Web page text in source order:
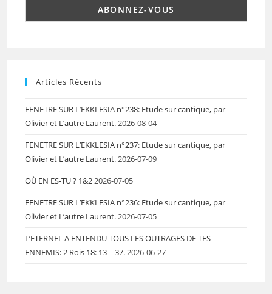
Articles Récents
FENETRE SUR L’EKKLESIA n°238: Etude sur cantique, par
Olivier et L’autre Laurent.2026-08-04
FENETRE SUR L’EKKLESIA n°237: Etude sur cantique, par
Olivier et L’autre Laurent.2026-07-09
OÙ EN ES-TU ? 1&22026-07-05
FENETRE SUR L’EKKLESIA n°236: Etude sur cantique, par
Olivier et L’autre Laurent.2026-07-05
L’ETERNEL A ENTENDU TOUS LES OUTRAGES DE TES
ENNEMIS: 2 Rois 18: 13 – 37.2026-06-27